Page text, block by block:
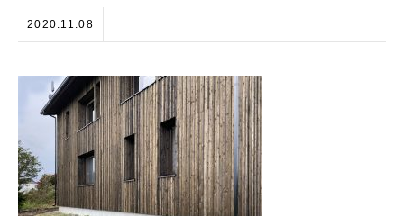
2020.11.08